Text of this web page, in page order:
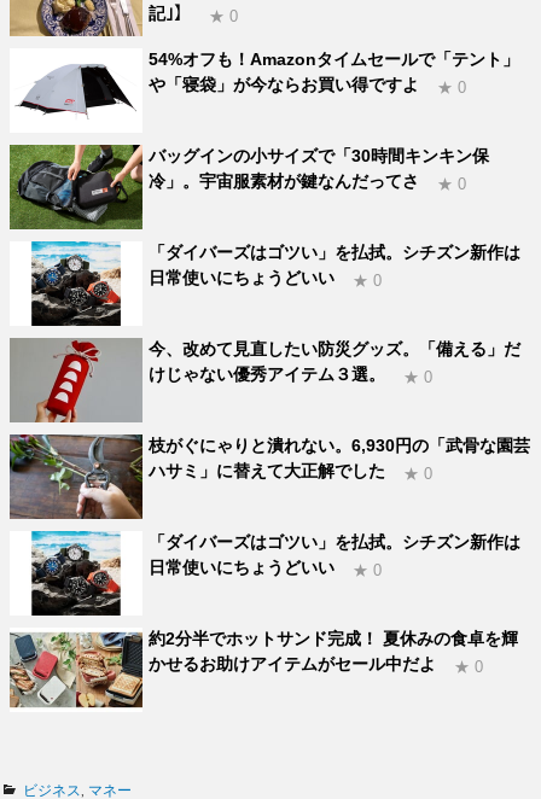
記｣】
★ 0
54%オフも！Amazonタイムセールで「テント」
や「寝袋」が今ならお買い得ですよ
★ 0
バッグインの小サイズで「30時間キンキン保
冷」。宇宙服素材が鍵なんだってさ
★ 0
「ダイバーズはゴツい」を払拭。シチズン新作は
日常使いにちょうどいい
★ 0
今、改めて見直したい防災グッズ。「備える」だ
けじゃない優秀アイテム３選。
★ 0
枝がぐにゃりと潰れない。6,930円の「武骨な園芸
ハサミ」に替えて大正解でした
★ 0
「ダイバーズはゴツい」を払拭。シチズン新作は
日常使いにちょうどいい
★ 0
約2分半でホットサンド完成！ 夏休みの食卓を輝
かせるお助けアイテムがセール中だよ
★ 0
カ
ビジネス
マネー